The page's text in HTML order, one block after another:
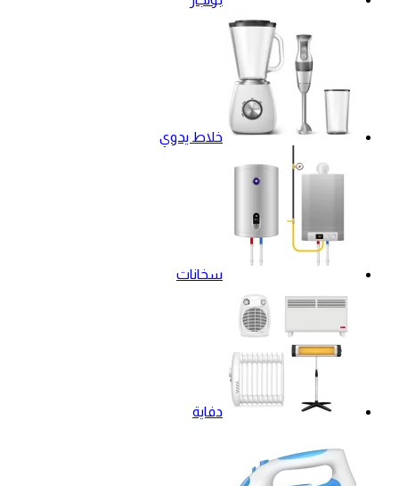
خلاط يدوي
سخانات
دفاية